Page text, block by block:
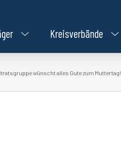
Kreisverbände
wünscht alles Gute zum Muttertag!